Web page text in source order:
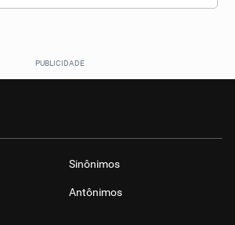
Sinônimos
Antônimos